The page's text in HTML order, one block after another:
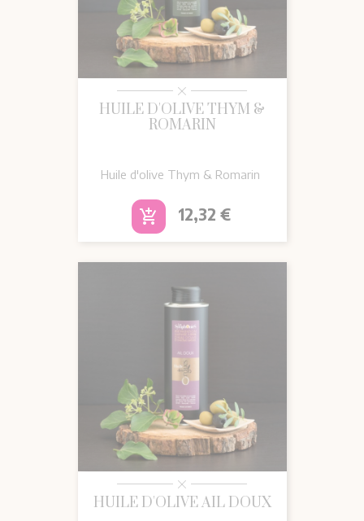
HUILE D'OLIVE THYM &
ROMARIN
Huile d'olive Thym & Romarin
add_shopping_cart Prix
12,32 €
HUILE D'OLIVE AIL DOUX